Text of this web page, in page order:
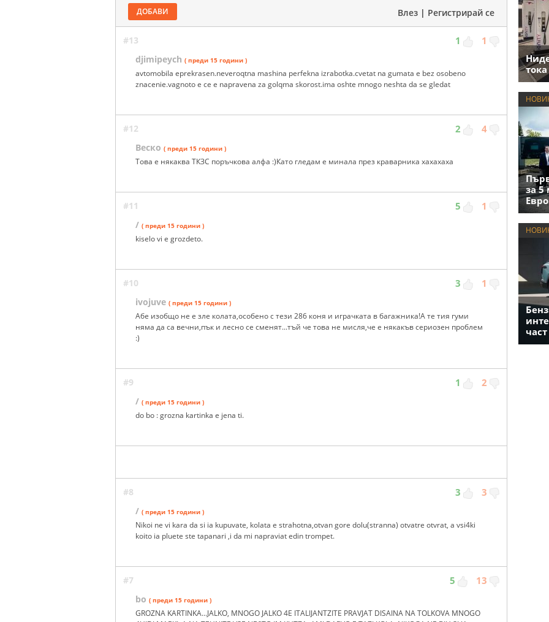
ДОБАВИ Влез | Регистрирай се
#13 1 1
djimipeych ( преди 15 години )
avtomobila eprekrasen.neveroqtna mashina perfekna izrabotka.cvetat na gumata e bez osobeno
znacenie.vagnoto e ce e napravena za golqma skorost.ima oshte mnogo neshta da se gledat
#12 2 4
Веско ( преди 15 години )
Това е някаква ТКЗС поръчкова алфа :)Като гледам е минала през краварника хахахаха
#11 5 1
/ ( преди 15 години )
kiselo vi e grozdeto.
#10 3 1
ivojuve ( преди 15 години )
Абе изобщо не е зле колата,особено с тези 286 коня и играчката в багажника!А те тия гуми
няма да са вечни,пък и лесно се сменят...тъй че това не мисля,че е някакъв сериозен проблем
:)
#9 1 2
/ ( преди 15 години )
do bo : grozna kartinka e jena ti.
#8 3 3
/ ( преди 15 години )
Nikoi ne vi kara da si ia kupuvate, kolata e strahotna,otvan gore dolu(stranna) otvatre otvrat, a vsi4ki
koito ia pluete ste tapanari ,i da mi napraviat edin trompet.
#7 5 13
bo ( преди 15 години )
GROZNA KARTINKA...JALKO, MNOGO JALKO 4E ITALIJANTZITE PRAVJAT DISAINA NA TOLKOVA MNOGO
за 5
част